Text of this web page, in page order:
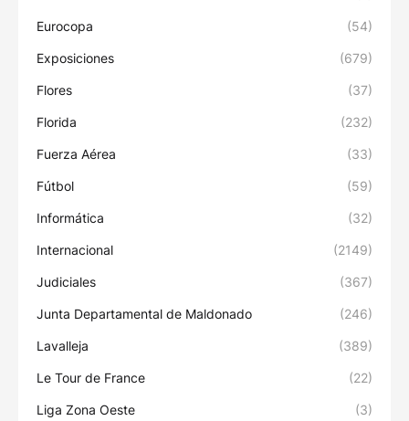
Eurocopa (54)
Exposiciones (679)
Flores (37)
Florida (232)
Fuerza Aérea (33)
Fútbol (59)
Informática (32)
Internacional (2149)
Judiciales (367)
Junta Departamental de Maldonado (246)
Lavalleja (389)
Le Tour de France (22)
Liga Zona Oeste (3)